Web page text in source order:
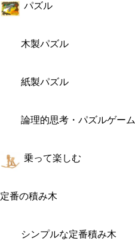
パズル
木製パズル
紙製パズル
論理的思考・パズルゲーム
乗って楽しむ
定番の積み木
シンプルな定番積み木